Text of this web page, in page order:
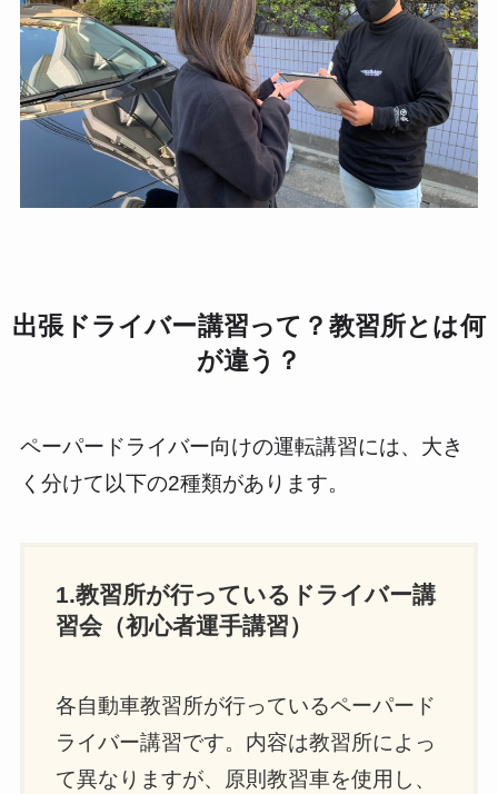
出張ドライバー講習って？教習所とは何
が違う？
ペーパードライバー向けの運転講習には、大き
く分けて以下の2種類があります。
1.教習所が行っているドライバー講
習会（初心者運手講習）
各自動車教習所が行っているペーパード
ライバー講習です。内容は教習所によっ
て異なりますが、原則教習車を使用し、